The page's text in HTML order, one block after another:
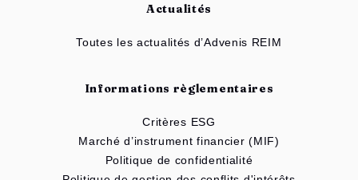
Actualités
Toutes les actualités d’Advenis REIM
Informations règlementaires
Critères ESG
Marché d’instrument financier (MIF)
Politique de confidentialité